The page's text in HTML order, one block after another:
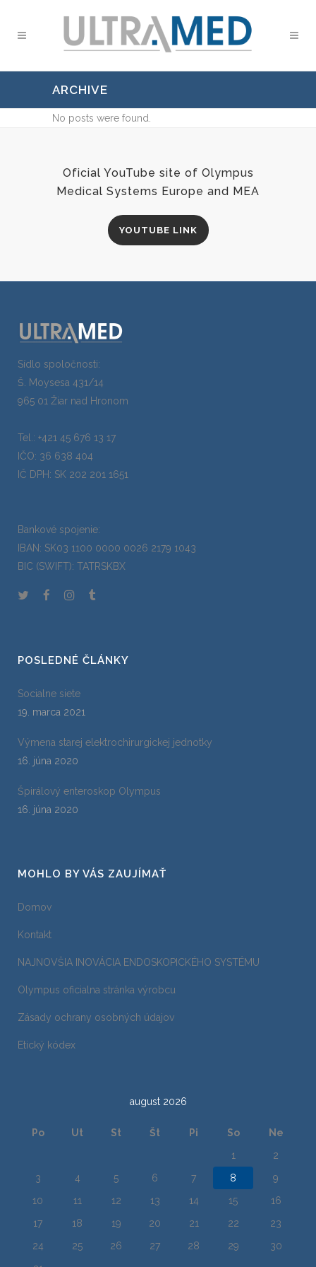
ARCHIVE
No posts were found.
Oficial YouTube site of Olympus
Medical Systems Europe and MEA
YOUTUBE LINK
Sídlo spoločnosti:
Š. Moysesa 431/14
965 01 Žiar nad Hronom
Tel.: +421 45 676 13 17
IČO: 36 638 404
IČ DPH: SK 202 201 1651
Bankové spojenie:
IBAN: SK03 1100 0000 0026 2179 1043
BIC (SWIFT): TATRSKBX
POSLEDNÉ ČLÁNKY
Socialne siete
19. marca 2021
Výmena starej elektrochirurgickej jednotky
16. júna 2020
Špirálový enteroskop Olympus
16. júna 2020
MOHLO BY VÁS ZAUJÍMAŤ
Domov
Kontakt
NAJNOVŠIA INOVÁCIA ENDOSKOPICKÉHO SYSTÉMU
Olympus oficialna stránka výrobcu
Zásady ochrany osobných údajov
Etický kódex
august 2026
Po Ut St Št Pi So
Ne
1
2
3
4 5 6 7 8
9
10
11 12 13 14 15
16
17
18 19 20 21 22
23
24
25 26 27 28 29
30